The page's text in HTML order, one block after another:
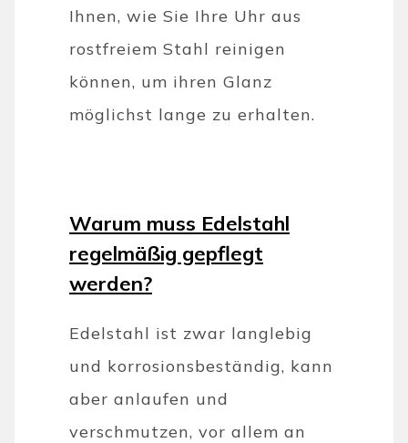
Ihnen, wie Sie Ihre Uhr aus
rostfreiem Stahl reinigen
können, um ihren Glanz
möglichst lange zu erhalten.
Warum muss Edelstahl
regelmäßig gepflegt
werden?
Edelstahl ist zwar langlebig
und korrosionsbeständig, kann
aber anlaufen und
verschmutzen, vor allem an